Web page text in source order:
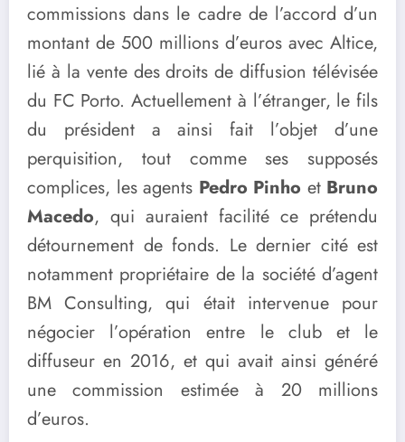
commissions dans le cadre de l’accord d’un
montant de 500 millions d’euros avec Altice,
lié à la vente des droits de diffusion télévisée
du FC Porto. Actuellement à l’étranger, le fils
du président a ainsi fait l’objet d’une
perquisition, tout comme ses supposés
complices, les agents Pedro Pinho etBruno
Macedo, qui auraient facilité ce prétendu
détournement de fonds. Le dernier cité est
notamment propriétaire de la société d’agent
BM Consulting, qui était intervenue pour
négocier l’opération entre le club et le
diffuseur en 2016, et qui avait ainsi généré
une commission estimée à 20 millions
d’euros.